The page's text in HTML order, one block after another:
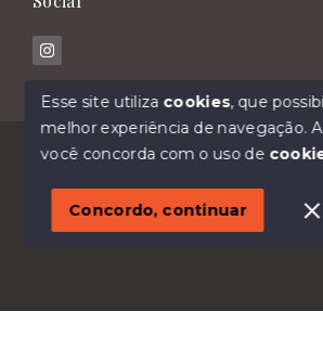
Olá! Estamos disponíveis
© Copyright 2026 - Imóveis Malavasi -
SITE PARA IMOBILIARIA
Esse site utiliza cookies, que
melhor experiência de navegação.
você concorda com o uso de
Concordo, continuar